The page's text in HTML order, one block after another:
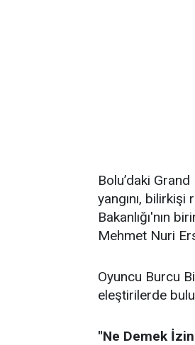
Bolu’daki
yangını,
Bakanlığı'nın
Mehmet Nuri
Oyuncu Burcu
eleştirilerde
''Ne Demek